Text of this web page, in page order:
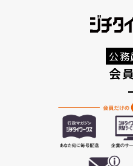
公務
会